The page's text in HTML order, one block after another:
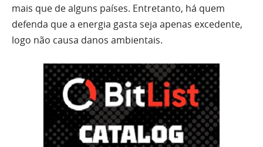
mais que de alguns países. Entretanto, há quem
defenda que a energia gasta seja apenas excedente,
logo não causa danos ambientais.